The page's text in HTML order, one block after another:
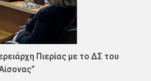
Πιερίας με το ΔΣ του